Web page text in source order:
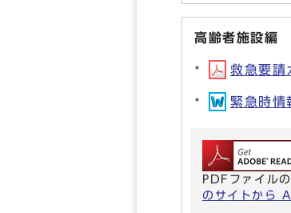
高齢者施設編
救急要
緊急時
PDFファイル
のサイトから